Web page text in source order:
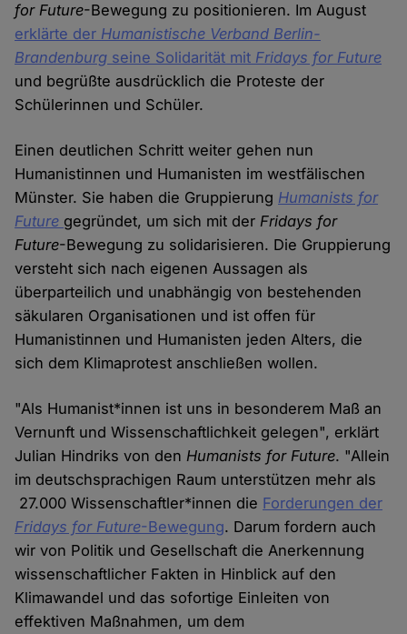
for Future-Bewegung zu positionieren. Im August
erklärte der Humanistische Verband Berlin-
Brandenburg seine Solidarität mit Fridays for Future
und begrüßte ausdrücklich die Proteste der
Schülerinnen und Schüler.
Einen deutlichen Schritt weiter gehen nun
Humanistinnen und Humanisten im westfälischen
Münster. Sie haben die Gruppierung Humanists for
Future gegründet, um sich mit der Fridays for
Future-Bewegung zu solidarisieren. Die Gruppierung
versteht sich nach eigenen Aussagen als
überparteilich und unabhängig von bestehenden
säkularen Organisationen und ist offen für
Humanistinnen und Humanisten jeden Alters, die
sich dem Klimaprotest anschließen wollen.
"Als Humanist*innen ist uns in besonderem Maß an
Vernunft und Wissenschaftlichkeit gelegen", erklärt
Julian Hindriks von denHumanists for Future. "Allein
im deutschsprachigen Raum unterstützen mehr als
27.000 Wissenschaftler*innen die Forderungen der
Fridays for Future-Bewegung. Darum fordern auch
wir von Politik und Gesellschaft die Anerkennung
wissenschaftlicher Fakten in Hinblick auf den
Klimawandel und das sofortige Einleiten von
effektiven Maßnahmen, um dem